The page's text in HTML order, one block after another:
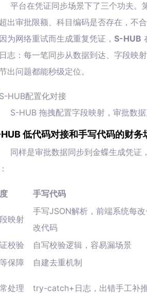
平台在凭证同步场景下了三个功夫。
出审批限额、科目编码是否存在，不
为网络重试而生成重复凭证， S-HUB
志：每一笔同步从数据到达、字段映
出问题都能秒级定位。
S-HUB 拖拽配置字段映射，审批数
低代码对接和手写代码的财务
同样是审批数据同步到金蝶生成凭证
手写代码
映射
手写JSON解析，前端系统每
改代码
校验 自写校验逻辑，容易漏场景
保障
自建去重机制
处理 try-catch+日志，出错手工补